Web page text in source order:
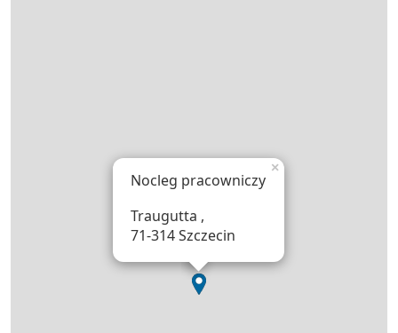
Nocleg pracowniczy
Traugutta ,
71-314 Szczecin
×